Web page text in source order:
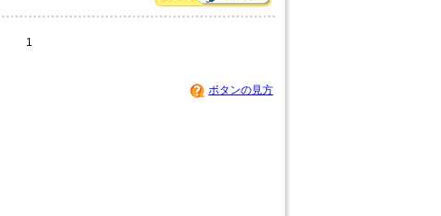
1
ボタンの見方